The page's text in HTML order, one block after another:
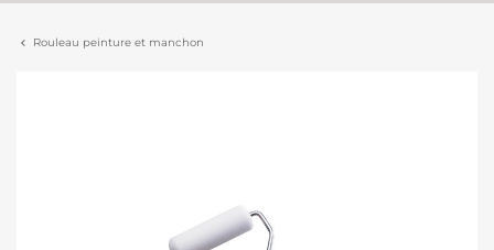
Rouleau peinture et manchon